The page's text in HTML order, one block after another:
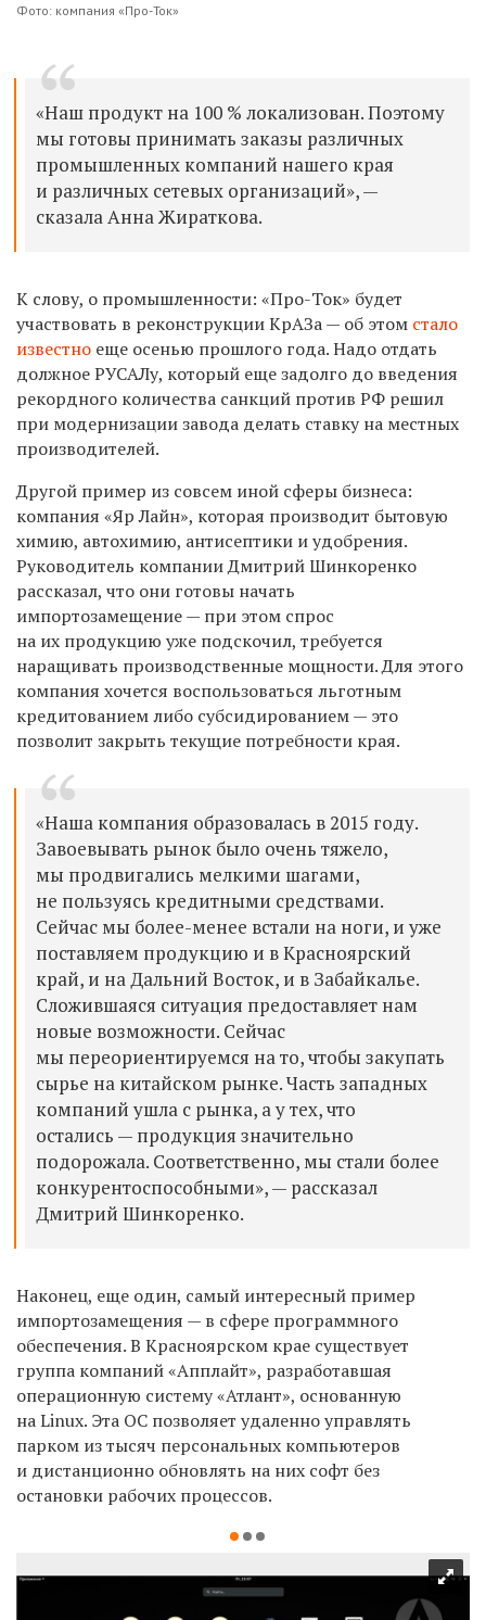
Фото: компания «Про-Ток»
«Наш продукт на 100 % локализован. Поэтому
мы готовы принимать заказы различных
промышленных компаний нашего края
и различных сетевых организаций», —
сказала Анна Жираткова.
К слову, о промышленности: «Про-Ток» будет
участвовать в реконструкции КрАЗа — об этом стало
известно еще осенью прошлого года. Надо отдать
должное РУСАЛу, который еще задолго до введения
рекордного количества санкций против РФ решил
при модернизации завода делать ставку на местных
производителей.
Другой пример из совсем иной сферы бизнеса:
компания «Яр Лайн», которая производит бытовую
химию, автохимию, антисептики и удобрения.
Руководитель компании Дмитрий Шинкоренко
рассказал, что они готовы начать
импортозамещение — при этом спрос
на их продукцию уже подскочил, требуется
наращивать производственные мощности. Для этого
компания хочется воспользоваться льготным
кредитованием либо субсидированием — это
позволит закрыть текущие потребности края.
«Наша компания образовалась в 2015 году.
Завоевывать рынок было очень тяжело,
мы продвигались мелкими шагами,
не пользуясь кредитными средствами.
Сейчас мы более-менее встали на ноги, и уже
поставляем продукцию и в Красноярский
край, и на Дальний Восток, и в Забайкалье.
Сложившаяся ситуация предоставляет нам
новые возможности. Сейчас
мы переориентируемся на то, чтобы закупать
сырье на китайском рынке. Часть западных
компаний ушла с рынка, а у тех, что
остались — продукция значительно
подорожала. Соответственно, мы стали более
конкурентоспособными», — рассказал
Дмитрий Шинкоренко.
Наконец, еще один, самый интересный пример
импортозамещения — в сфере программного
обеспечения. В Красноярском крае существует
группа компаний «Апплайт», разработавшая
операционную систему «Атлант», основанную
наLinux. Эта ОС позволяет удаленно управлять
парком из тысяч персональных компьютеров
и дистанционно обновлять на них софт без
остановки рабочих процессов.